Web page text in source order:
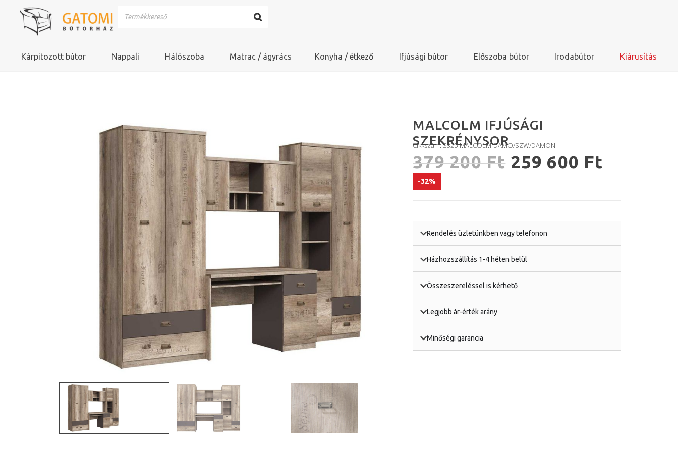
Kárpitozott bútor Nappali Hálószoba Matrac / ágyrács Konyha / étkező Ifjúsági bútor Előszoba bútor Irodabútor Kiárusítás
MALCOLM IFJÚSÁGI
SZEKRÉNYSOR
Cikkszám: S325-MALCOLM-DAMO/SZW/DAMON
379 200Ft 259 600 Ft
-32%
Rendelés üzletünkben vagy telefonon
Házhozszállítás 1-4 héten belül
Összeszereléssel is kérhető
Legjobb ár-érték arány
Minőségi garancia